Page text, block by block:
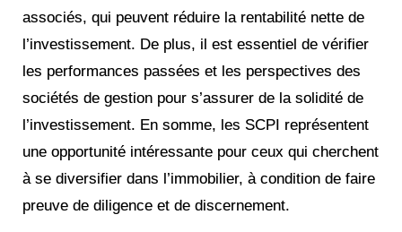
associés, qui peuvent réduire la rentabilité nette de
l’investissement. De plus, il est essentiel de vérifier
les performances passées et les perspectives des
sociétés de gestion pour s’assurer de la solidité de
l’investissement. En somme, les SCPI représentent
une opportunité intéressante pour ceux qui cherchent
à se diversifier dans l’immobilier, à condition de faire
preuve de diligence et de discernement.